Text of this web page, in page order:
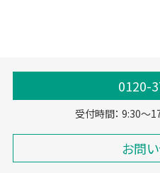
0120-
受付時間： 9:30～
お問